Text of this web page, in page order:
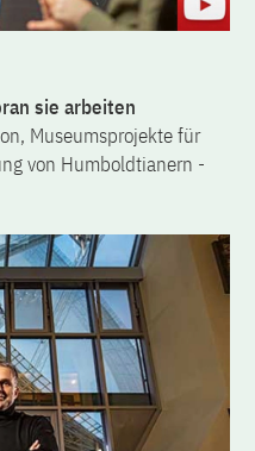
sie arbeiten
Museumsprojekte für
von Humboldtianern -